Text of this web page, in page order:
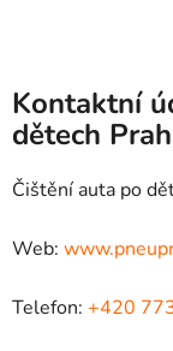
Kontaktní
dětech
Čištění auta po
Web:
Telefon: +420